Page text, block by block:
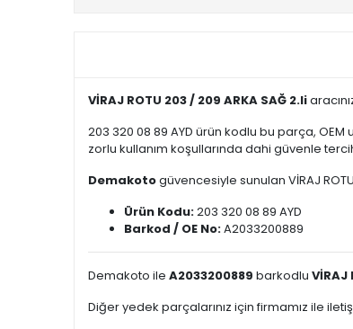
VİRAJ ROTU 203 / 209 ARKA SAĞ 2.li
203 320 08 89 AYD ürün kodlu bu parça,
zorlu kullanım koşullarında dahi güvenle
Demakotogüvencesiyle sunulan VİRAJ
Ürün Kodu:203 320 08 89 AYD
Barkod / OE No:A2033200889
Demakoto ile A2033200889 barkodlu VİRAJ
Diğer yedek parçalarınız için firmamız ile